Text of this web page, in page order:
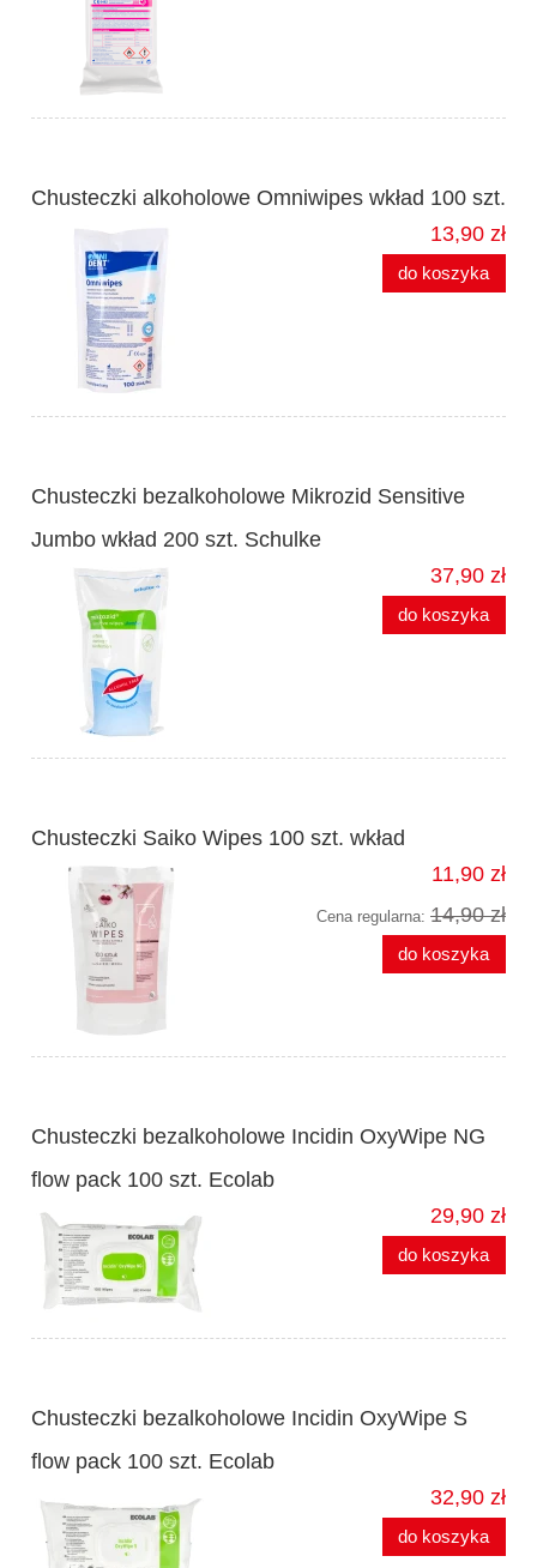
Chusteczki alkoholowe Omniwipes wkład 100 szt.
13,90 zł
do koszyka
Chusteczki bezalkoholowe Mikrozid Sensitive
Jumbo wkład 200 szt. Schulke
37,90 zł
do koszyka
Chusteczki Saiko Wipes 100 szt. wkład
11,90 zł
Cena regularna: 14,90 zł
do koszyka
Chusteczki bezalkoholowe Incidin OxyWipe NG
flow pack 100 szt. Ecolab
29,90 zł
do koszyka
Chusteczki bezalkoholowe Incidin OxyWipe S
flow pack 100 szt. Ecolab
32,90 zł
do koszyka